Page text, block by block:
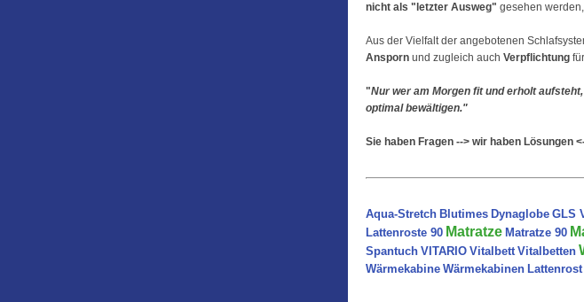
nicht als "letzter Ausweg" gesehen werden,
Aus der Vielfalt der angebotenen
Ansporn und zugleich auch Verpflichtung
"Nur wer am Morgen fit und erholt
optimal bewältigen."
Sie haben Fragen --> wir haben Lösungen
Aqua-Stretch Blutimes Dynaglobe GLS
Lattenroste 90 Matratze Matratze 90
Spantuch VITARIO Vitalbett Vitalbetten
Wärmekabine Wärmekabinen Lattenrost